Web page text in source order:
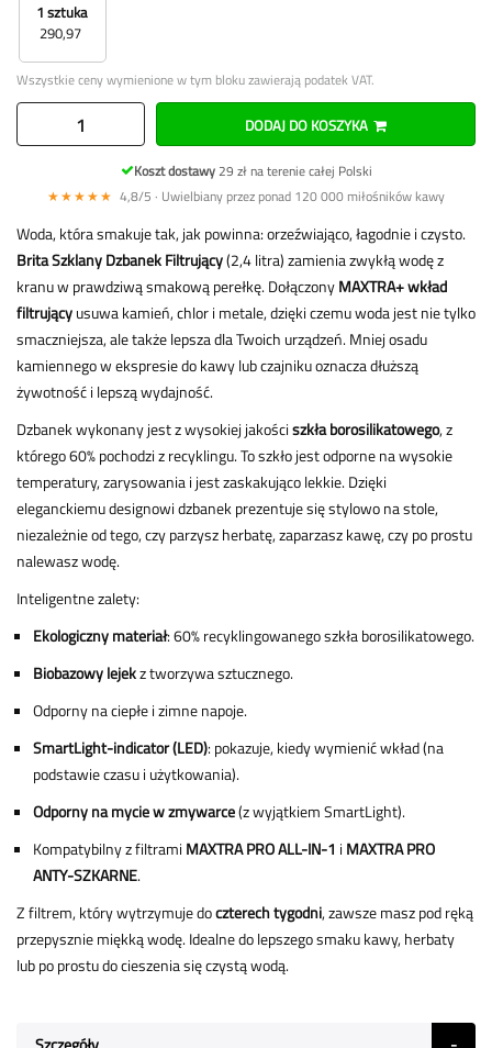
1 sztuka
290,97
Wszystkie ceny wymienione w tym bloku zawierają podatek VAT.
DODAJ DO KOSZYKA
Koszt dostawy29 zł na terenie całej Polski
★★★★★ 4,8/5 · Uwielbiany przez ponad 120 000 miłośników kawy
Woda, która smakuje tak, jak powinna: orzeźwiająco, łagodnie i czysto.
Brita Szklany Dzbanek Filtrujący(2,4 litra) zamienia zwykłą wodę z
kranu w prawdziwą smakową perełkę. DołączonyMAXTRA+ wkład
filtrującyusuwa kamień, chlor i metale, dzięki czemu woda jest nie tylko
smaczniejsza, ale także lepsza dla Twoich urządzeń. Mniej osadu
kamiennego w ekspresie do kawy lub czajniku oznacza dłuższą
żywotność i lepszą wydajność.
Dzbanek wykonany jest z wysokiej jakościszkła borosilikatowego, z
którego 60% pochodzi z recyklingu. To szkło jest odporne na wysokie
temperatury, zarysowania i jest zaskakująco lekkie. Dzięki
eleganckiemu designowi dzbanek prezentuje się stylowo na stole,
niezależnie od tego, czy parzysz herbatę, zaparzasz kawę, czy po prostu
nalewasz wodę.
Inteligentne zalety:
Ekologiczny materiał: 60% recyklingowanego szkła borosilikatowego.
Biobazowy lejekz tworzywa sztucznego.
Odporny na ciepłe i zimne napoje.
SmartLight-indicator (LED): pokazuje, kiedy wymienić wkład (na
podstawie czasu i użytkowania).
Odporny na mycie w zmywarce(z wyjątkiem SmartLight).
Kompatybilny z filtrami MAXTRA PRO ALL-IN-1 i MAXTRA PRO
ANTY-SZKARNE.
Z filtrem, który wytrzymuje doczterech tygodni, zawsze masz pod ręką
przepysznie miękką wodę. Idealne do lepszego smaku kawy, herbaty
lub po prostu do cieszenia się czystą wodą.